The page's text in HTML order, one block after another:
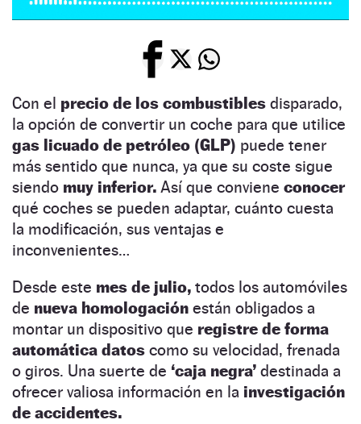
Con el precio de los combustibles disparado,
la opción de convertir un coche para que utilice
gas licuado de petróleo (GLP) puede tener
más sentido que nunca, ya que su coste sigue
siendo muy inferior. Así que conviene conocer
qué coches se pueden adaptar, cuánto cuesta
la modificación, sus ventajas e
inconvenientes…
Desde este mes de julio, todos los automóviles
de nueva homologación están obligados a
montar un dispositivo que registre de forma
automática datos como su velocidad, frenada
o giros. Una suerte de ‘caja negra’ destinada a
ofrecer valiosa información en la investigación
de accidentes.